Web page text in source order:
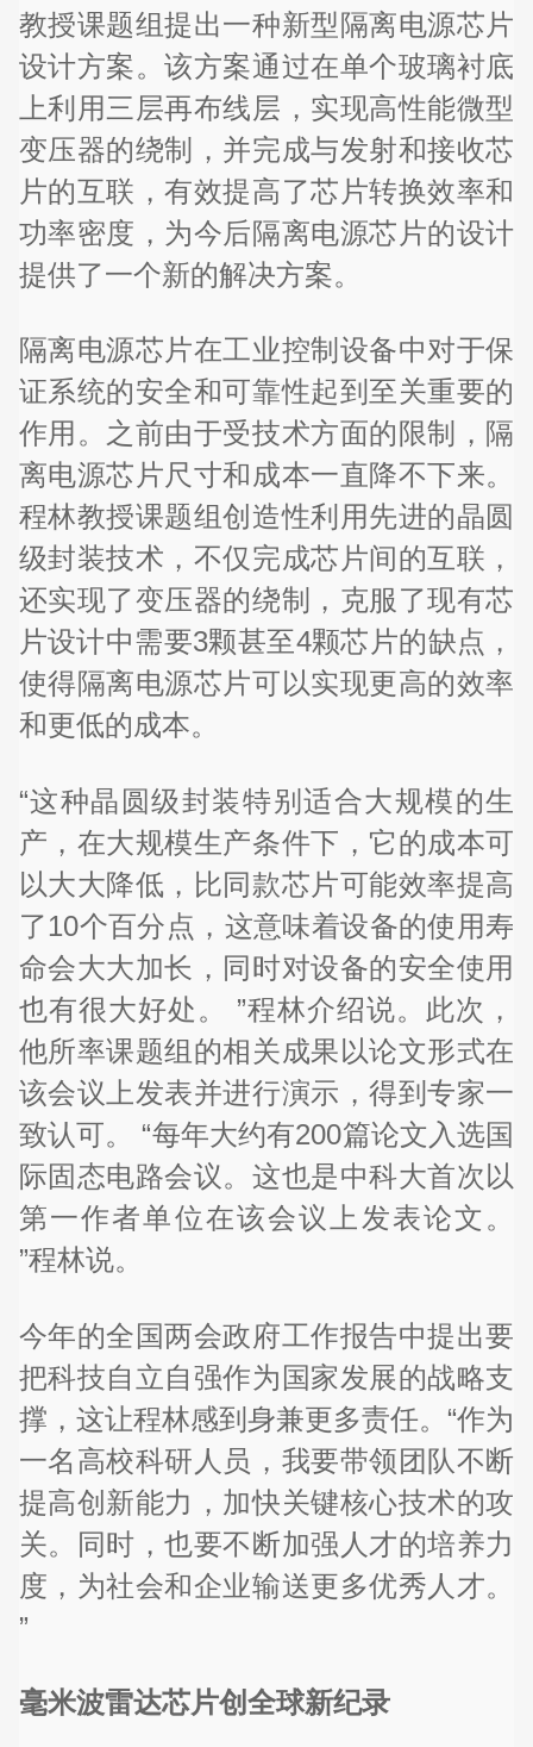
教授课题组提出一种新型隔离电源芯片
设计方案。该方案通过在单个玻璃衬底
上利用三层再布线层，实现高性能微型
变压器的绕制，并完成与发射和接收芯
片的互联，有效提高了芯片转换效率和
功率密度，为今后隔离电源芯片的设计
提供了一个新的解决方案。
隔离电源芯片在工业控制设备中对于保
证系统的安全和可靠性起到至关重要的
作用。之前由于受技术方面的限制，隔
离电源芯片尺寸和成本一直降不下来。
程林教授课题组创造性利用先进的晶圆
级封装技术，不仅完成芯片间的互联，
还实现了变压器的绕制，克服了现有芯
片设计中需要3颗甚至4颗芯片的缺点，
使得隔离电源芯片可以实现更高的效率
和更低的成本。
“这种晶圆级封装特别适合大规模的生
产，在大规模生产条件下，它的成本可
以大大降低，比同款芯片可能效率提高
了10个百分点，这意味着设备的使用寿
命会大大加长，同时对设备的安全使用
也有很大好处。 ”程林介绍说。此次，
他所率课题组的相关成果以论文形式在
该会议上发表并进行演示，得到专家一
致认可。 “每年大约有200篇论文入选国
际固态电路会议。这也是中科大首次以
第一作者单位在该会议上发表论文。
”程林说。
今年的全国两会政府工作报告中提出要
把科技自立自强作为国家发展的战略支
撑，这让程林感到身兼更多责任。“作为
一名高校科研人员，我要带领团队不断
提高创新能力，加快关键核心技术的攻
关。同时，也要不断加强人才的培养力
度，为社会和企业输送更多优秀人才。
”
毫米波雷达芯片创全球新纪录